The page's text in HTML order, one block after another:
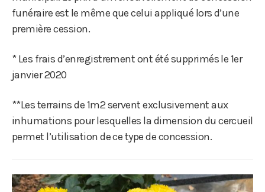
funéraire est le même que celui appliqué lors d’une
première cession.
* Les frais d’enregistrement ont été supprimés le 1er
janvier 2020
**Les terrains de 1m2 servent exclusivement aux
inhumations pour lesquelles la dimension du cercueil
permet l’utilisation de ce type de concession.